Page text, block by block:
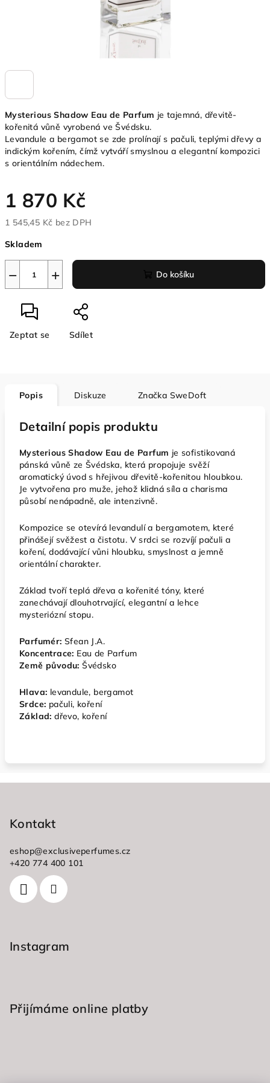
Mysterious Shadow Eau de Parfum je tajemná, dřevitě-
kořenitá vůně vyrobená ve Švédsku.
Levandule a bergamot se zde prolínají s pačuli, teplými dřevy a
indickým kořením, čímž vytváří smyslnou a elegantní kompozici
s orientálním nádechem.
1 870 Kč
1 545,45 Kč bez DPH
cena:
Skladem
+
− Do košíku
Zeptat se Sdílet
Popis Diskuze Značka SweDoft
Detailní popis produktu
Mysterious Shadow Eau de Parfum je sofistikovaná
pánská vůně ze Švédska, která propojuje svěží
aromatický úvod s hřejivou dřevitě-kořenitou hloubkou.
Je vytvořena pro muže, jehož klidná síla a charisma
působí nenápadně, ale intenzivně.
Kompozice se otevírá levandulí a bergamotem, které
přinášejí svěžest a čistotu. V srdci se rozvíjí pačuli a
koření, dodávající vůni hloubku, smyslnost a jemně
orientální charakter.
Základ tvoří teplá dřeva a kořenité tóny, které
zanechávají dlouhotrvající, elegantní a lehce
mysteriózní stopu.
Parfumér: Sfean J.A.
Koncentrace: Eau de Parfum
Země původu: Švédsko
Hlava: levandule, bergamot
Srdce: pačuli, koření
Základ: dřevo, koření
Kontakt
eshop@exclusiveperfumes.cz
+420 774 400 101
Instagram
Přijímáme online platby